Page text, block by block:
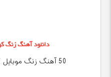
دانلود آهنگ زنگ
50 آهنگ زنگ موبایل کودکانه ۱۴۰۵ و 2026